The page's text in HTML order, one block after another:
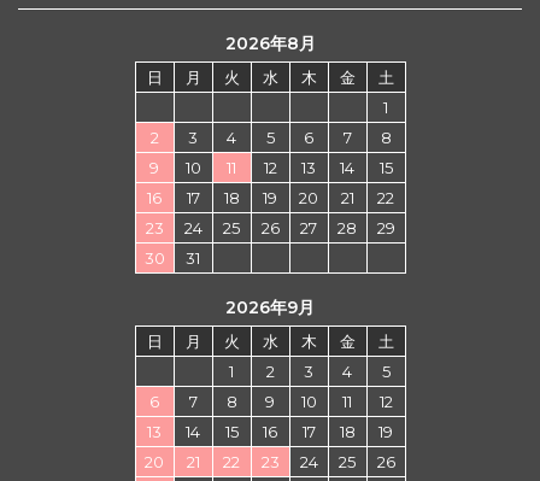
2026年8月
日 月 火 水 木 金
土
1
2
3 4 5 6 7
8
9
10 11 12 13 14
15
16
17 18 19 20 21
22
23
24 25 26 27 28
29
30
31
2026年9月
日 月 火 水 木 金
土
1
2 3 4
5
6
7 8 9 10 11
12
13
14 15 16 17 18
19
20
21 22 23 24 25
26